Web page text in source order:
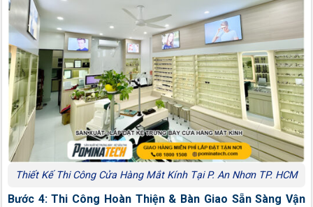
Thiết Kế Thi Công Cửa Hàng Mắt Kính Tại P. An Nhơn TP. HCM
Bước 4: Thi Công Hoàn Thiện & Bàn Giao Sẵn Sàng Vận